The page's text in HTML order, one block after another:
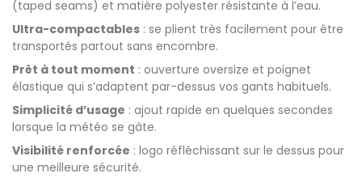
(taped seams) et matière polyester résistante à l’eau.
Ultra-compactables : se plient très facilement pour être
transportés partout sans encombre.
Prêt à tout moment : ouverture oversize et poignet
élastique qui s’adaptent par-dessus vos gants habituels.
Simplicité d’usage : ajout rapide en quelques secondes
lorsque la météo se gâte.
Visibilité renforcée : logo réfléchissant sur le dessus pour
une meilleure sécurité.